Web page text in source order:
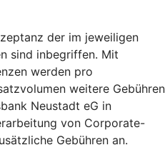
der im jeweiligen
sind inbegriffen. Mit
werden pro
weitere Gebühren
Neustadt eG in
von Corporate-
Gebühren an.